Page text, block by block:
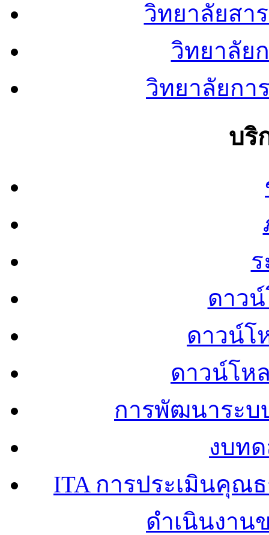
วิทยาลัยสา
วิทยาลัย
วิทยาลัยก
บริ
ดาว
ดาวน์โ
ดาวน์โห
การพัฒนาระ
งบท
ITA การประเมินคุณ
ดำเนินงาน